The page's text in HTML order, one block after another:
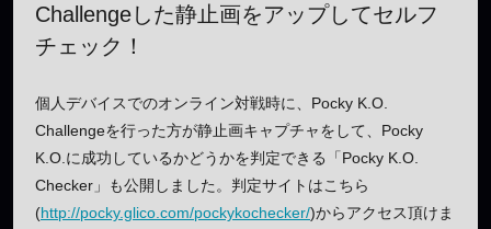
Challengeした静止画をアップしてセルフ
チェック！
個人デバイスでのオンライン対戦時に、Pocky K.O.
Challengeを行った方が静止画キャプチャをして、Pocky
K.O.に成功しているかどうかを判定できる「Pocky K.O.
Checker」も公開しました。判定サイトはこちら
(http://pocky.glico.com/pockykochecker/)からアクセス頂けま